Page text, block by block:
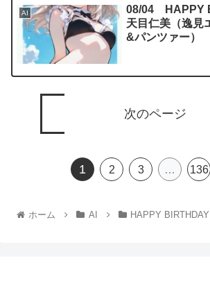
AI
08/04 HAPPY
天目仁美（逸見
&パンツァー）
次のページ
1 2 3 … 136
ホーム AI HAPPY BIRTHDAY